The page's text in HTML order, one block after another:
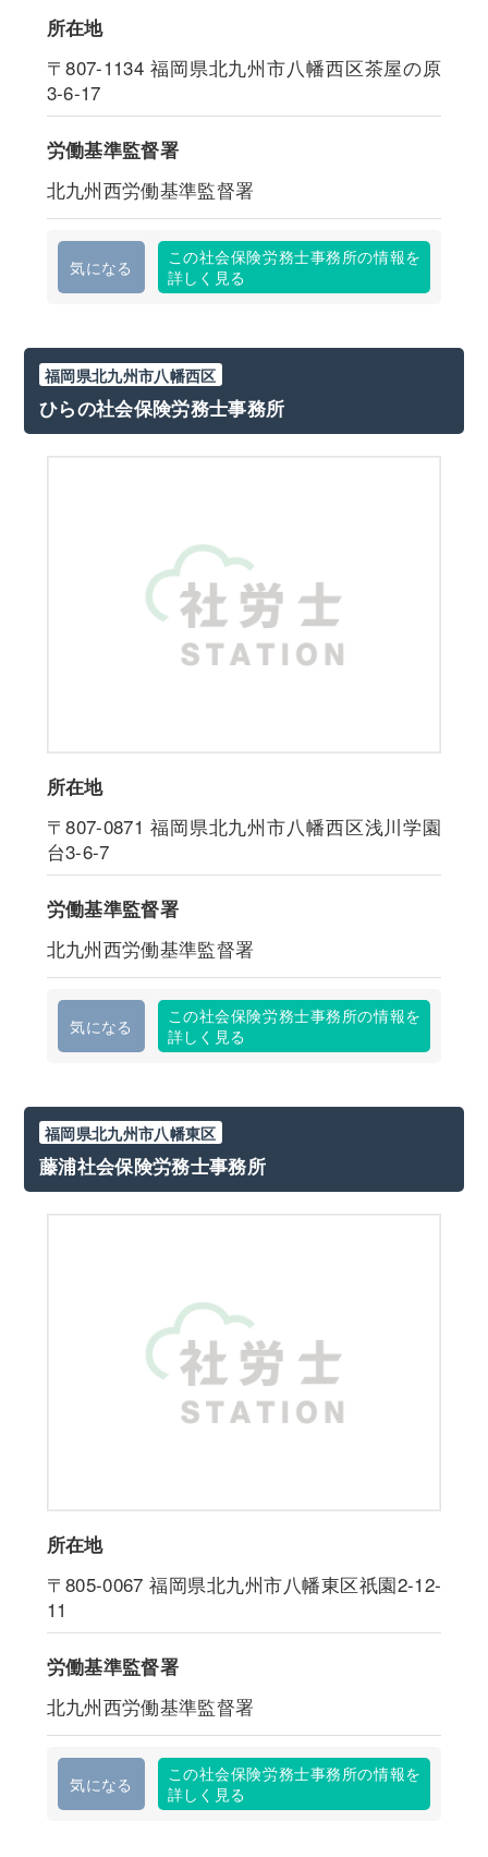
所在地
〒807-1134 福岡県北九州市八幡西区茶屋の原
3-6-17
労働基準監督署
北九州西労働基準監督署
気になる
この社会保険労務士事務所の情報を
詳しく見る
福岡県北九州市八幡西区
ひらの社会保険労務士事務所
所在地
〒807-0871 福岡県北九州市八幡西区浅川学園
台3-6-7
労働基準監督署
北九州西労働基準監督署
気になる
この社会保険労務士事務所の情報を
詳しく見る
福岡県北九州市八幡東区
藤浦社会保険労務士事務所
所在地
〒805-0067 福岡県北九州市八幡東区祇園2-12-
11
労働基準監督署
北九州西労働基準監督署
気になる
この社会保険労務士事務所の情報を
詳しく見る